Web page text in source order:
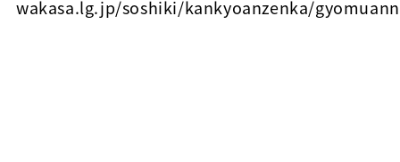
wakasa.lg.jp/soshiki/kankyoanzenka/